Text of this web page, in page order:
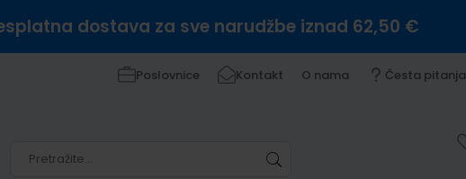
dostava za sve narudžbe iznad 62,50 €
Poslovnice Kontakt O nama Česta pitanja